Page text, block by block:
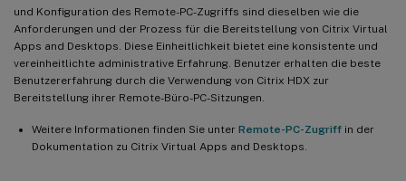
und Konfiguration des Remote-PC-Zugriffs sind dieselben wie die
Anforderungen und der Prozess für die Bereitstellung von Citrix Virtual
Apps and Desktops. Diese Einheitlichkeit bietet eine konsistente und
vereinheitlichte administrative Erfahrung. Benutzer erhalten die beste
Benutzererfahrung durch die Verwendung von Citrix HDX zur
Bereitstellung ihrer Remote-Büro-PC-Sitzungen.
Weitere Informationen finden Sie unter Remote-PC-Zugriff in der
Dokumentation zu Citrix Virtual Apps and Desktops.